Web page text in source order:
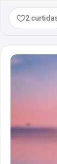
2